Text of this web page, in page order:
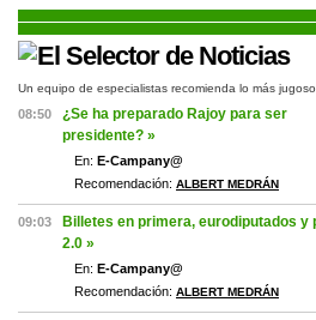
Un equipo de especialistas recomienda lo más
08:50
¿Se ha preparado Rajoy para ser
presidente? »
En: E-Campany@
Recomendación: ALBERT MEDRÁN
09:03
Billetes en primera, eurodiputados y
2.0 »
En: E-Campany@
Recomendación: ALBERT MEDRÁN